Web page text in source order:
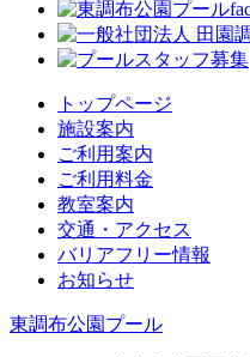
トップページ
施設案内
ご利用案内
ご利用料金
教室案内
交通・アクセス
バリアフリー情報
お知らせ
東調布公園プール